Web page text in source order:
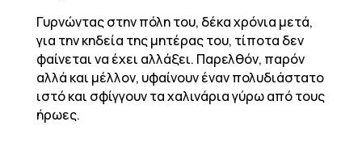
Γυρνώντας στην πόλη του, δέκα χρόνια μετά,
για την κηδεία της μητέρας του, τίποτα δεν
φαίνεται να έχει αλλάξει. Παρελθόν, παρόν
αλλά και μέλλον, υφαίνουν έναν πολυδιάστατο
ιστό και σφίγγουν τα χαλινάρια γύρω από τους
ήρωες.